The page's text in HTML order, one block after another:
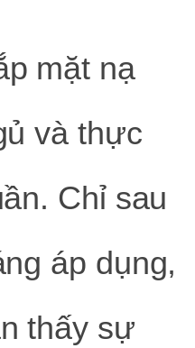
mặt nạ
và thực
Chỉ sau
áp dụng,
thấy sự